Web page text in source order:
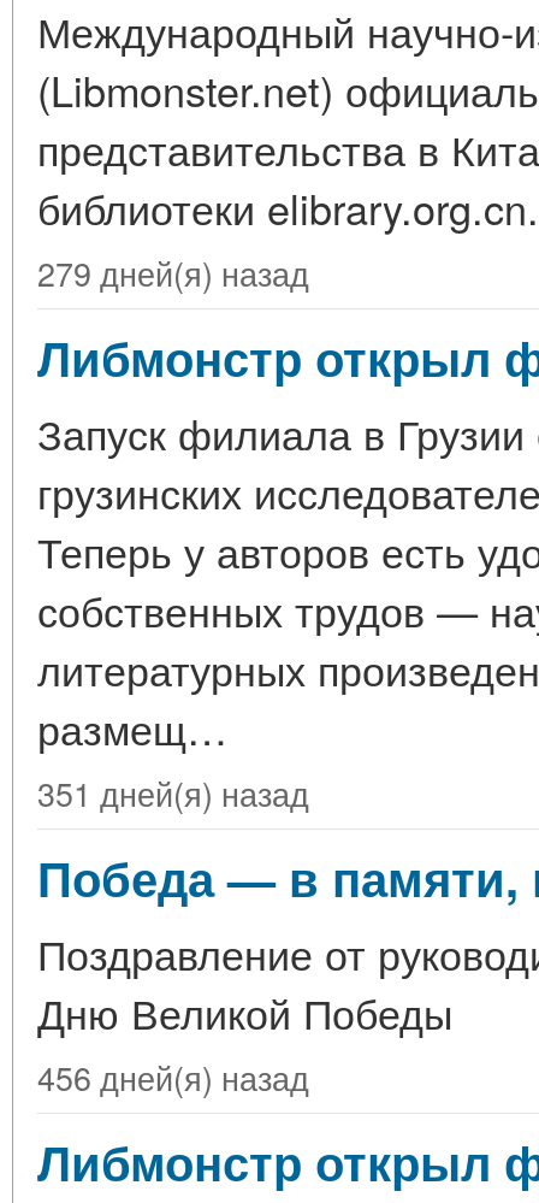
Международный научно-
(Libmonster.net)
представительства в
библиотеки elibrary.org.cn.
279 дней(я) назад
Либмонстр открыл
Запуск филиала в
грузинских
Теперь у авторов есть
собственных трудов —
литературных
размещ…
351 дней(я) назад
Победа — в памяти,
Поздравление от
Дню Великой Победы
456 дней(я) назад
Либмонстр открыл